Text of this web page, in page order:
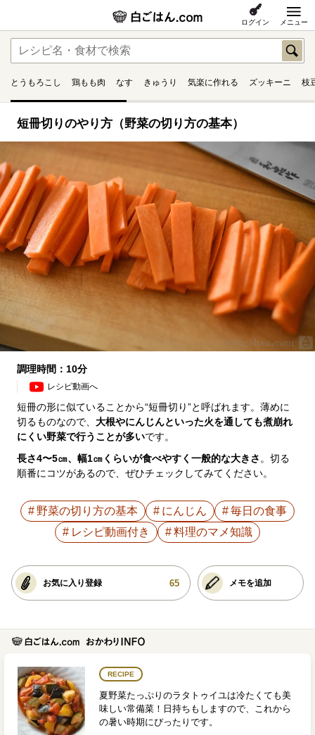
ログイン メニュー
とうもろこし 鶏もも肉 なす きゅうり 気楽に作れる ズッキーニ 枝
短冊切りのやり方（野菜の切り方の基本）
調理時間：10分
レシピ動画へ
短冊の形に似ていることから“短冊切り”と呼ばれます。薄めに
切るものなので、 大根やにんじんといった火を通しても煮崩れ
にくい野菜で行うことが多いです。
長さ4〜5㎝、幅1㎝くらいが食べやすく一般的な大きさ。切る
順番にコツがあるので、ぜひチェックしてみてください。
野菜の切り方の基本 にんじん
毎日の食事
レシピ動画付き
料理のマメ知識
お気に入り登録 65 メモを追加
RECIPE
夏野菜たっぷりのラタトゥイユは冷たくても美
味しい常備菜！日持ちもしますので、これから
の暑い時期にぴったりです。